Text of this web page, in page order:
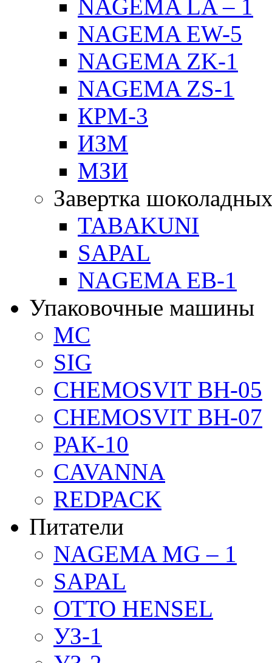
NAGEMA LA – 1
NAGEMA EW-5
NAGEMA ZK-1
NAGEMA ZS-1
КРМ-3
ИЗМ
МЗИ
Завертка
TABAKUNI
SAPAL
NAGEMA EB-1
Упаковочные машины
MC
SIG
CHEMOSVIT BH-05
CHEMOSVIT BH-07
РАК-10
CAVANNA
REDPACK
Питатели
NAGEMA MG – 1
SAPAL
OTTO HENSEL
УЗ-1